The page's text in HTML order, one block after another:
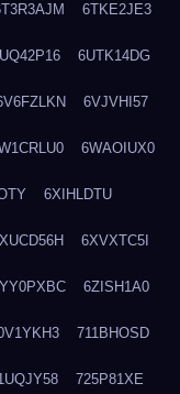
6TKE2JE3
6UTK14DG
6VJVHI57
6WAOIUX0
6XIHLDTU
6XVXTC5I
6ZISH1A0
711BHOSD
725P81XE